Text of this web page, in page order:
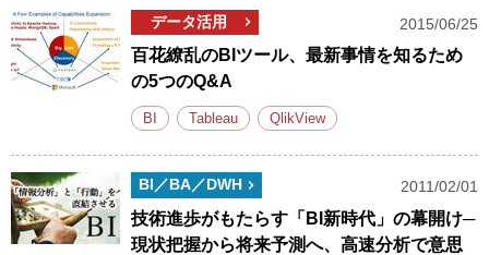
データ活用 2015/06/25
百花繚乱のBIツール、最新事情を知るため
の5つのQ&A
BI Tableau QlikView
BI／BA／DWH 2011/02/01
技術進歩がもたらす「BI新時代」の幕開け─
現状把握から将来予測へ、高速分析で意思